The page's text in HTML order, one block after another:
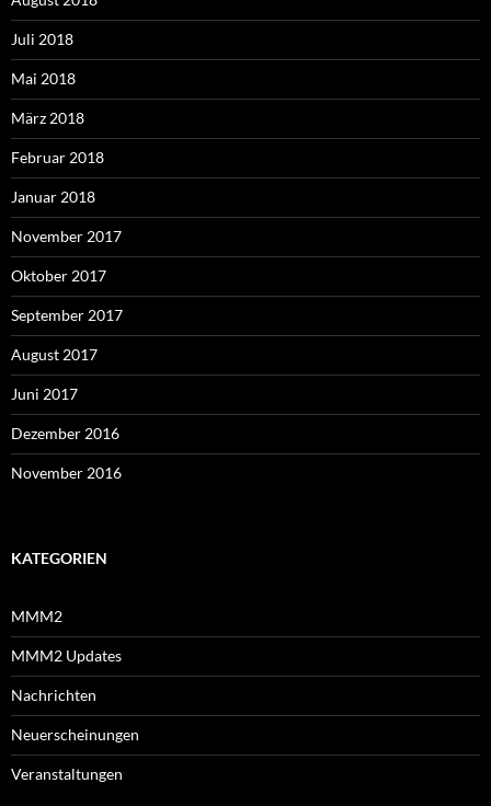
Juli 2018
Mai 2018
März 2018
Februar 2018
Januar 2018
November 2017
Oktober 2017
September 2017
August 2017
Juni 2017
Dezember 2016
November 2016
KATEGORIEN
MMM2
MMM2 Updates
Nachrichten
Neuerscheinungen
Veranstaltungen